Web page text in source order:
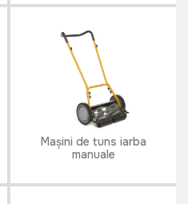
Mașini de tuns iarba
manuale